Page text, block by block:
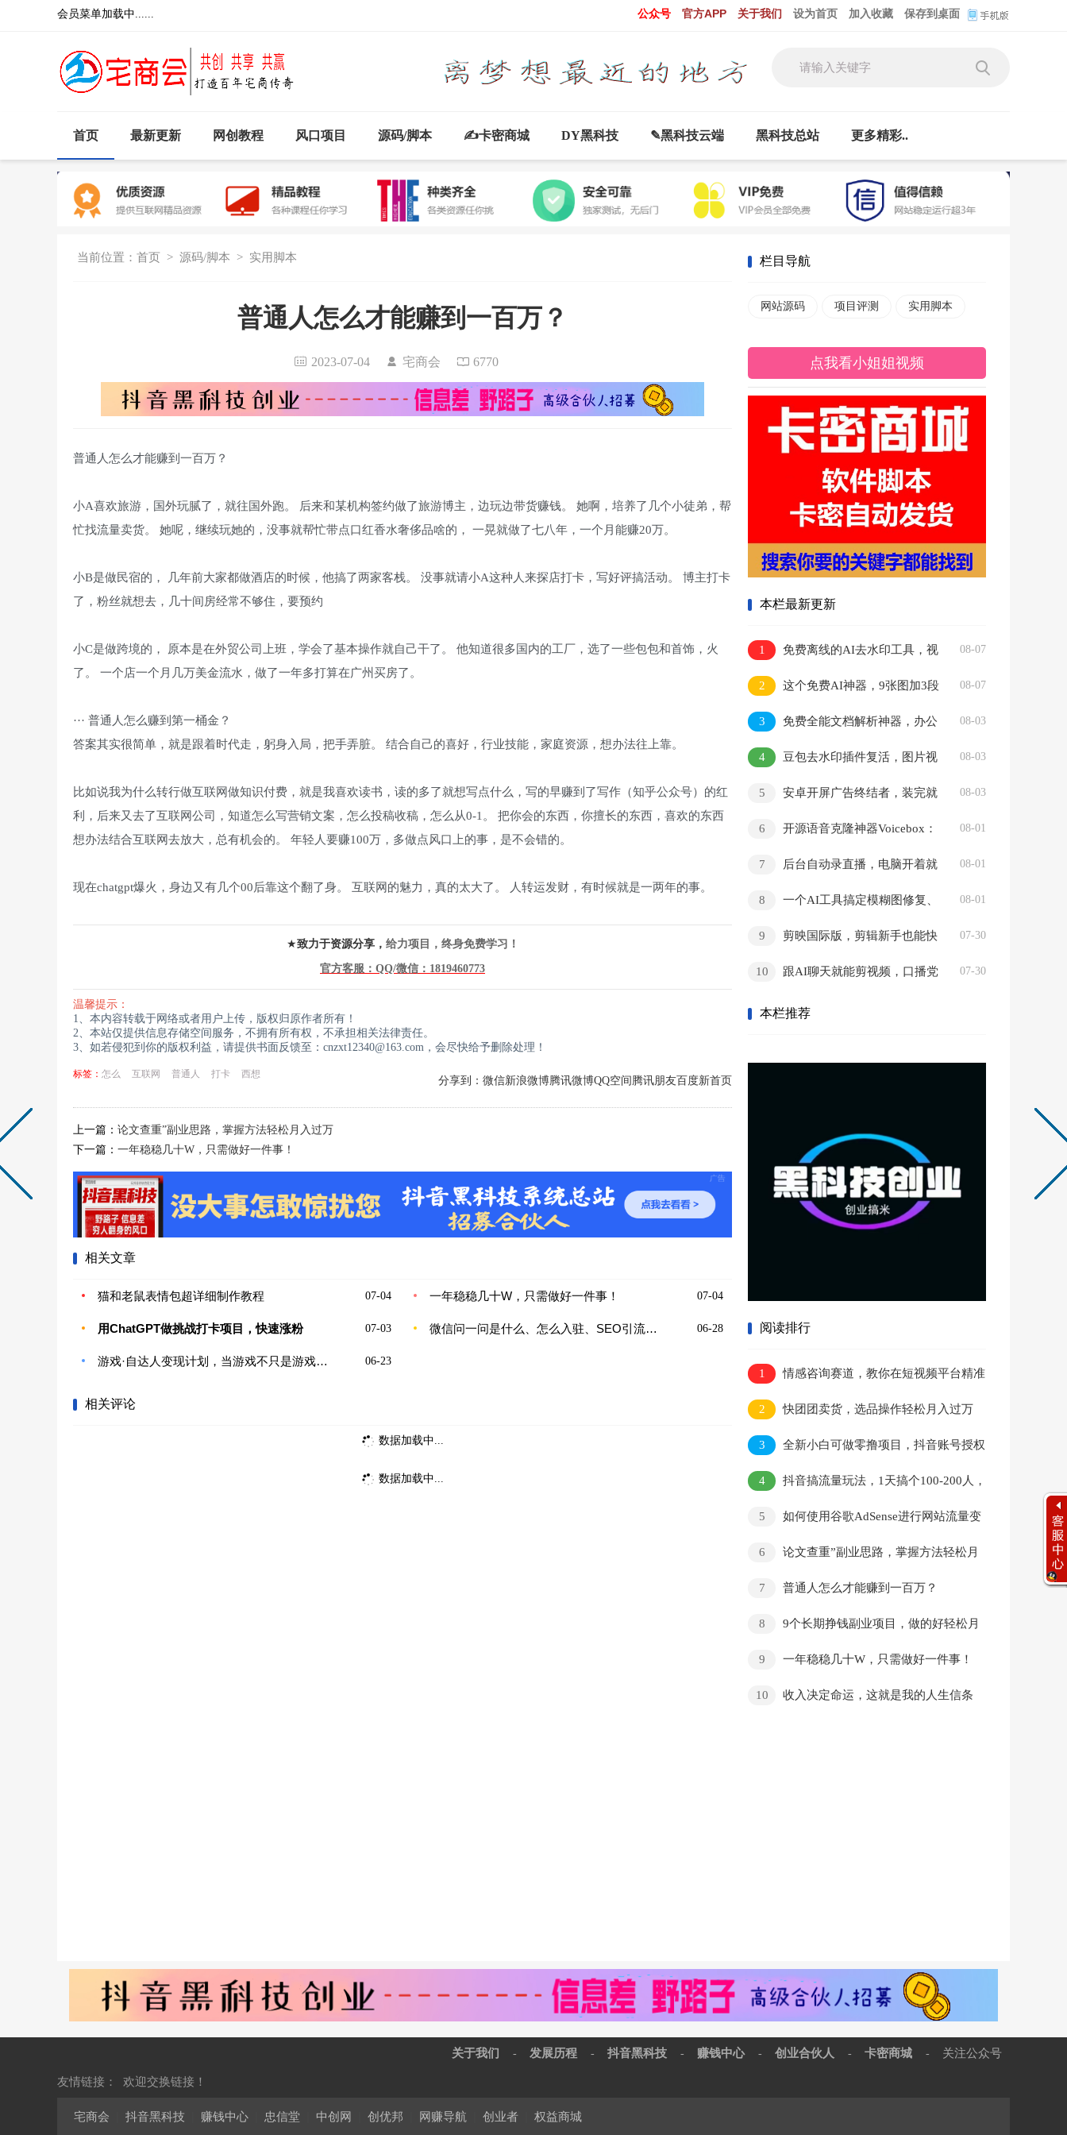
会员菜单加载中...... 公众号 官方APP 关于我们 设为首页 加入收藏 保存到桌面
首页 最新更新 网创教程 风口项目 源码/脚本 ✍卡密商城 DY黑科技 ✎黑科技云端 黑科技总站 更多精彩..
当前位置： 首页 > 源码/脚本 > 实用脚本
普通人怎么才能赚到一百万？
2023-07-04 宅商会 6770
普通人怎么才能赚到一百万？
小A喜欢旅游，国外玩腻了，就往国外跑。 后来和某机构签约做了旅游博主，边玩边带货赚钱。 她啊，培养了几个小徒弟，帮
忙找流量卖货。 她呢，继续玩她的，没事就帮忙带点口红香水奢侈品啥的， 一晃就做了七八年，一个月能赚20万。
小B是做民宿的， 几年前大家都做酒店的时候，他搞了两家客栈。 没事就请小A这种人来探店打卡，写好评搞活动。 博主打卡
了，粉丝就想去，几十间房经常不够住，要预约
小C是做跨境的， 原本是在外贸公司上班，学会了基本操作就自己干了。 他知道很多国内的工厂，选了一些包包和首饰，火
了。 一个店一个月几万美金流水，做了一年多打算在广州买房了。
··· 普通人怎么赚到第一桶金？
答案其实很简单，就是跟着时代走，躬身入局，把手弄脏。 结合自己的喜好，行业技能，家庭资源，想办法往上靠。
比如说我为什么转行做互联网做知识付费，就是我喜欢读书，读的多了就想写点什么，写的早赚到了写作（知乎公众号）的红
利，后来又去了互联网公司，知道怎么写营销文案，怎么投稿收稿，怎么从0-1。 把你会的东西，你擅长的东西，喜欢的东西
想办法结合互联网去放大，总有机会的。 年轻人要赚100万，多做点风口上的事，是不会错的。
现在chatgpt爆火，身边又有几个00后靠这个翻了身。 互联网的魅力，真的太大了。 人转运发财，有时候就是一两年的事。
★致力于资源分享， 给力项目，终身免费学习！
官方客服：QQ/微信： 1819460773
温馨提示：
1、本内容转载于网络或者用户上传，版权归原作者所有！
2、本站仅提供信息存储空间服务，不拥有所有权，不承担相关法律责任。
3、如若侵犯到你的版权利益，请提供书面反馈至：cnzxt12340@163.com，会尽快给予删除处理！
标签： 怎么 互联网 普通人 打卡 西想
分享到： 微信新浪微博腾讯微博QQ空间 腾讯朋友百度新首页
上一篇： 论文查重”副业思路，掌握方法轻松月入过万
下一篇： 一年稳稳几十W，只需做好一件事！
相关文章
07-04
猫和老鼠表情包超详细制作教程 07-04
一年稳稳几十W，只需做好一件事！
07-03
用ChatGPT做挑战打卡项目，快速涨粉 06-28
微信问一问是什么、怎么入驻、SEO引流怎么玩
06-23
游戏·自达人变现计划，当游戏不只是游戏，利用好短视频才是游戏的新时代
相关评论
数据加载中...
数据加载中...
栏目导航
网站源码 项目评测 实用脚本
点我看小姐姐视频
本栏最新更新
08-07
1
免费离线的AI去水印工具，视
频图片都能批量搞
08-07
2
这个免费AI神器，9张图加3段
音频直接变10秒大片
08-03
3
免费全能文档解析神器，办公
格式一网打尽
08-03
4
豆包去水印插件复活，图片视
08-03
5
安卓开屏广告终结者，装完就
08-01
6
开源语音克隆神器Voicebox：
08-01
7
后台自动录直播，电脑开着就
08-01
8
一个AI工具搞定模糊图修复、
07-30
9
剪映国际版，剪辑新手也能快
07-30
10
跟AI聊天就能剪视频，口播党
本栏推荐
阅读排行
1
情感咨询赛道，教你在短视频平台精准
引流获客
2
快团团卖货，选品操作轻松月入过万
3
全新小白可做零撸项目，抖音账号授权
托管收益，邀请好友日赚300+
4
抖音搞流量玩法，1天搞个100-200人，
5
如何使用谷歌AdSense进行网站流量变
6
论文查重”副业思路，掌握方法轻松月
7
普通人怎么才能赚到一百万？
8
9个长期挣钱副业项目，做的好轻松月
9
一年稳稳几十W，只需做好一件事！
10 收入决定命运，这就是我的人生信条
关于我们 - 发展历程 - 抖音黑科技 - 赚钱中心 - 创业合伙人 - 卡密商城 - 关注公众号
友情链接： 欢迎交换链接！
宅商会 抖音黑科技 赚钱中心 忠信堂 中创网 创优邦 网赚导航 创业者 权益商城